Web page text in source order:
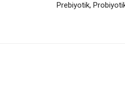
Prebiyotik,